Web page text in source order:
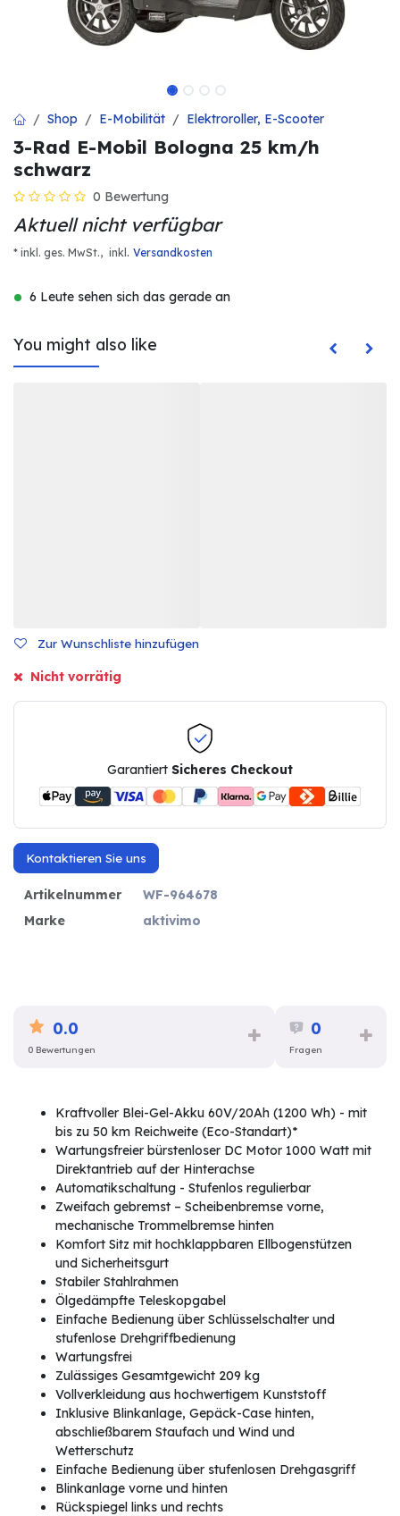
Shop E-Mobilität Elektroroller, E-Scooter
3-Rad E-Mobil Bologna 25 km/h
schwarz
0 Bewertung
Aktuell nicht verfügbar
* inkl. ges. MwSt., inkl . Versandkosten
6 Leute sehen sich das gerade an
You might also like
Zur Wunschliste hinzufügen
Nicht vorrätig
Garantiert Sicheres Checkout
Kontaktieren Sie uns
Artikelnummer
WF-964678
Marke
aktivimo
0.0
0 Bewertungen
0
Fragen
Kraftvoller Blei-Gel-Akku 60V/20Ah (1200 Wh) - mit
bis zu 50 km Reichweite (Eco-Standart)*
Wartungsfreier bürstenloser DC Motor 1000 Watt mit
Direktantrieb auf der Hinterachse
Automatikschaltung - Stufenlos regulierbar
Zweifach gebremst – Scheibenbremse vorne,
mechanische Trommelbremse hinten
Komfort Sitz mit hochklappbaren Ellbogenstützen
und Sicherheitsgurt
Stabiler Stahlrahmen
Ölgedämpfte Teleskopgabel
Einfache Bedienung über Schlüsselschalter und
stufenlose Drehgriffbedienung
Wartungsfrei
Zulässiges Gesamtgewicht 209 kg
Vollverkleidung aus hochwertigem Kunststoff
Inklusive Blinkanlage, Gepäck-Case hinten,
abschließbarem Staufach und Wind und
Wetterschutz
Einfache Bedienung über stufenlosen Drehgasgriff
Blinkanlage vorne und hinten
Rückspiegel links und rechts